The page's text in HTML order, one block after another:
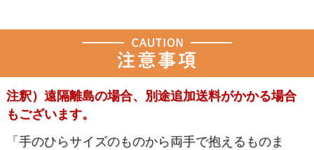
注釈）遠隔離島の場合、別途追加送料がかかる場合
もございます。
「手のひらサイズのものから両手で抱えるものま